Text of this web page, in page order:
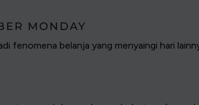
MONDAY
fenomena belanja yang menyaingi hari